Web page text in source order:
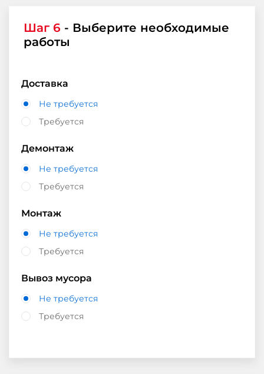
Шаг 6 - Выберите необходимые
работы
Доставка
Не требуется
Требуется
Демонтаж
Не требуется
Требуется
Монтаж
Не требуется
Требуется
Вывоз мусора
Не требуется
Требуется